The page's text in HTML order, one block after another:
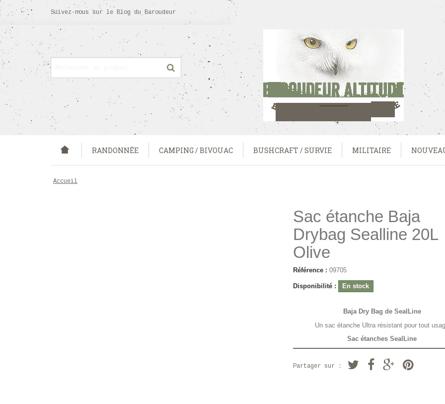
Suivez-nous sur le Blog du Baroudeur
RANDONNÉE CAMPING / BIVOUAC BUSHCRAFT / SURVIE MILITAIRE
accueil
Sac étanche Baja
Drybag Sealline 20L
Olive
Référence : 09705
Disponibilité : En stock
Baja Dry Bag de SealLine
Un sac étanche Ultra résistant pour tout
Sac étanches SealLine
Partager sur :